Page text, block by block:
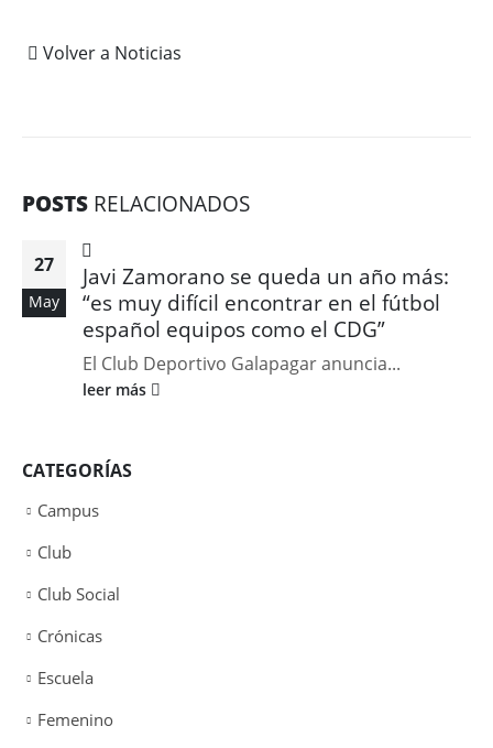
Volver a Noticias
POSTS RELACIONADOS
27
May
Javi Zamorano se queda un año más:
“es muy difícil encontrar en el fútbol
español equipos como el CDG”
El Club Deportivo Galapagar anuncia...
leer más
CATEGORÍAS
Campus
Club
Club Social
Crónicas
Escuela
Femenino